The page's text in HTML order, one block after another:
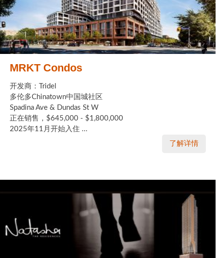
MRKT Condos
开发商：Tridel
多伦多Chinatown中国城社区
Spadina Ave & Dundas St W
正在销售，$645,000 - $1,800,000
2025年11月开始入住 ...
了解详情